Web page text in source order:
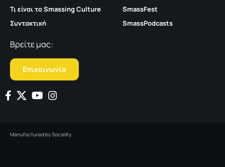
Τι είναι το Smassing Culture
Συντακτική
SmassFest
SmassPodcasts
Βρείτε μας:
Επικοινωνία
Manufactured bySociality